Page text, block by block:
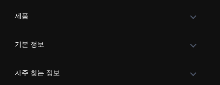
제품
기본 정보
자주 찾는 정보